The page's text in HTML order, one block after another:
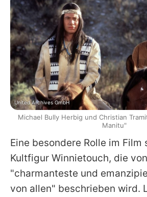
Eine besondere Rolle im Film
Kultfigur Winnietouch, die von
"charmanteste und
von allen" beschrieben wird.
United Archives GmbH
Michael Bully Herbig und Christian
Manitu"